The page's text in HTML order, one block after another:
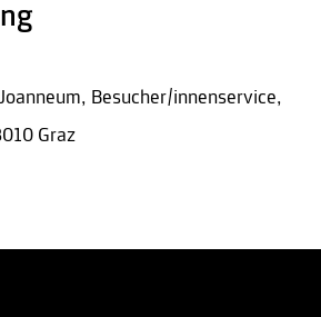
Besucher/innenservice,
Graz